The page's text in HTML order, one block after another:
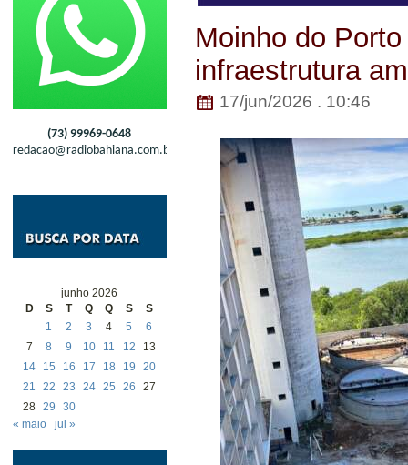
(73) 99969-0648
redacao@radiobahiana.com.br
junho 2026
D
S T Q Q S
S
1
2 3 4 5
6
7
8 9 10 11 12
13
14
15 16 17 18 19
20
21
22 23 24 25 26
27
28 29
30
« maio
jul »
Moinho do
infraestrutura
17/jun/2026 . 10:46